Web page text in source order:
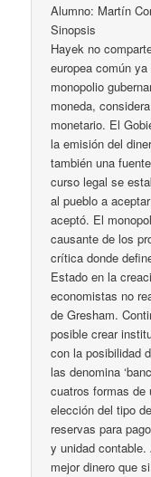
Alumno: Martín
Sinopsis
Hayek no
europea común
monopolio
moneda,
monetario. El
la emisión del
también una
curso legal se
al pueblo a
aceptó. El
causante de los
crítica donde
Estado en la
economistas no
de Gresham.
posible crear
con la posibilidad
las denomina
cuatros formas de
elección del tipo
reservas para
y unidad
mejor dinero que